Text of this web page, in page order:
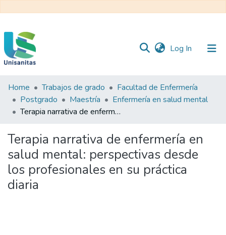
Log In (current)
Inicio
Web
Unisanitas
Web
Biblioteca
Home Trabajos de grado
Facultad de Enfermería
Postgrado
Maestría
Enfermería en salud mental
Terapia narrativa de enfermería en salud mental: perspectivas desde los profesionales en su práctica diaria
Terapia narrativa de enfermería en
salud mental: perspectivas desde
los profesionales en su práctica
diaria